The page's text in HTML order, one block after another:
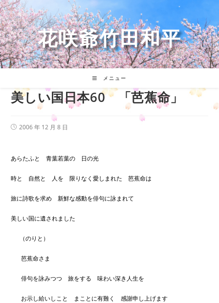
コ
ン
テ
ン
ツ
へ
ス
花咲爺竹田和平
メニュー
美しい国日本60 「芭蕉命」
投
日:
2006 年 12 月 8 日
あらたふと 青葉若葉の 日の光
時と 自然と 人を 限りなく愛しまれた 芭蕉命は
旅に詩歌を求め 新鮮な感動を俳句に詠まれて
美しい国に遺されました
（のりと）
芭蕉命さま
俳句を詠みつつ 旅をする 味わい深き人生を
お示し給いしこと まことに有難く 感謝申し上げます